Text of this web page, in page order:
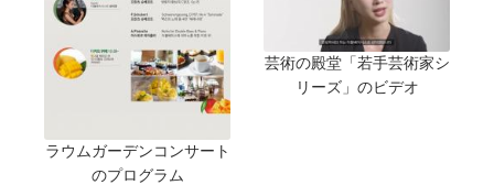
ラウムガーデンコンサート
のプログラム
芸術の殿堂「若手芸術家シ
リーズ」のビデオ